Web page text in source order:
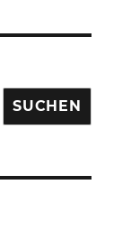
SUCHEN